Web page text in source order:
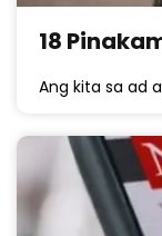
18
Ang kita sa ad